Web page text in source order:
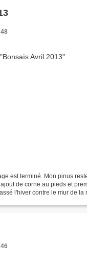
est terminé. Mon pinus
de corne au pieds et
l'hiver contre le mur de la